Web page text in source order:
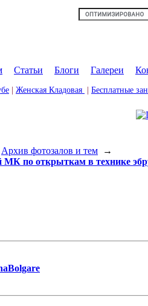
Статьи Блоги Галереи
Женская Кладовая Бесплатные
Архив фотозалов и тем →
МК по открыткам в технике